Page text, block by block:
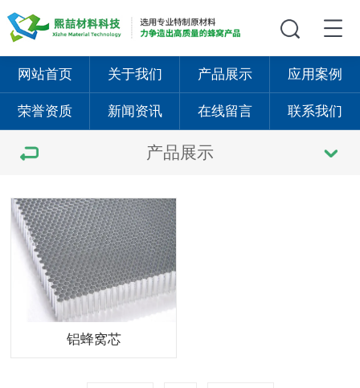
网站首页 关于我们 产品展示 应用案例
荣誉资质 新闻资讯 在线留言 联系我们
产品展示
铝蜂窝芯